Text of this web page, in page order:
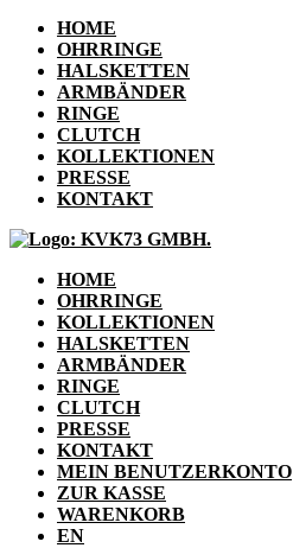
HOME
OHRRINGE
HALSKETTEN
ARMBÄNDER
RINGE
CLUTCH
KOLLEKTIONEN
PRESSE
KONTAKT
HOME
OHRRINGE
KOLLEKTIONEN
HALSKETTEN
ARMBÄNDER
RINGE
CLUTCH
PRESSE
KONTAKT
MEIN BENUTZERKONTO
ZUR KASSE
WARENKORB
EN